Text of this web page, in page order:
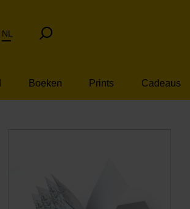
NL
Boeken Prints Cadeaus